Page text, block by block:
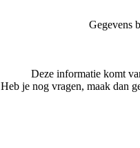
Gegevens
Deze informatie komt
Heb je nog vragen, maak dan